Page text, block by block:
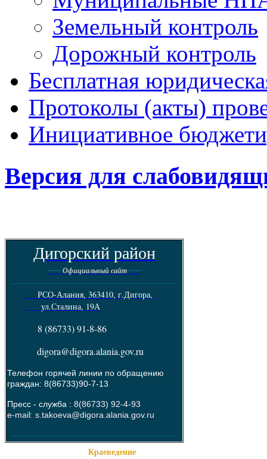
Земельный контроль
Дорожный контроль
Бесплатная
Протоколы (акты)
Инициативное
Версия для
Дигорский район
---- Официальный сайт----
--------------------------------------------------------
РСО-Алания, 363410, г.Дигора,
ул.Сталина, 19А
8 (86733) 91-8-86
digora@digora.alania.gov.ru
Телефон горячей линии по обращению
граждан: 8(86733)90-7-13
Пресс - служба : 8(86733) 92-4-93
e-mail: s.takoeva@digora.alania.gov.ru
--------------------------------------------------------
Краеведение